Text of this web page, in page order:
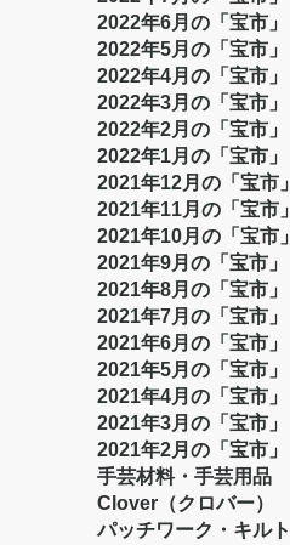
2022年6月の「宝市」
2022年5月の「宝市」
2022年4月の「宝市」
2022年3月の「宝市」
2022年2月の「宝市」
2022年1月の「宝市」
2021年12月の「宝市」
2021年11月の「宝市」
2021年10月の「宝市」
2021年9月の「宝市」
2021年8月の「宝市」
2021年7月の「宝市」
2021年6月の「宝市」
2021年5月の「宝市」
2021年4月の「宝市」
2021年3月の「宝市」
2021年2月の「宝市」
手芸材料・手芸用品
Clover（クロバー）
パッチワーク・キルト